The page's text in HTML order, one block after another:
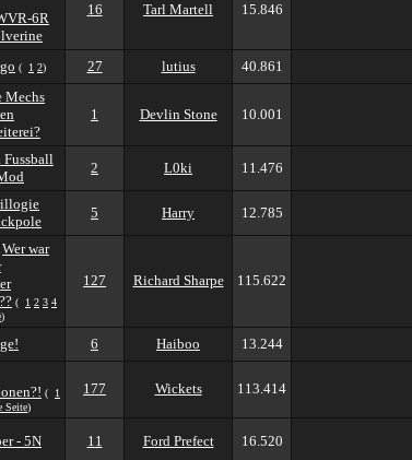
6R
16 Tarl Martell 15.846
( 1 2) 27 lutius
40.861
Mechs
1 Devlin Stone 10.001
Fussball
2 L0ki 11.476
5 Harry 12.785
Wer war
( 1 2 3 4
)
127 Richard Sharpe 115.622
6 Haiboo
13.244
(
1
Seite)
177 Wickets 113.414
- 5N 11 Ford Prefect 16.520